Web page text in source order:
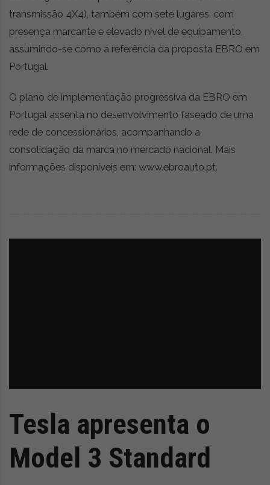
transmissão 4X4), também com sete lugares, com
presença marcante e elevado nível de equipamento,
assumindo-se como a referência da proposta EBRO em
Portugal.
O plano de implementação progressiva da EBRO em
Portugal assenta no desenvolvimento faseado de uma
rede de concessionários, acompanhando a
consolidação da marca no mercado nacional. Mais
informações disponíveis em: www.ebroauto.pt.
Tesla apresenta o
Model 3 Standard